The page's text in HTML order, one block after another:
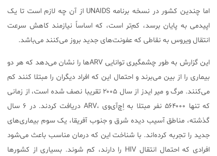
اما چندین کشور در نسخه برنامه UNAIDS از آن چه لازم است تا یک
اپیدمی به پایان برسد، کم‌تر است، که اساساً نیازمند کاهش سرعت
انتقال ویروس به نقاطی که عفونت‌های جدید بروز می‌کنند می‌باشد.
این گزارش به طور چشمگیری توانایی ARVها را نشان می‌دهد که هر دو
بیماری را از بین می‌برند و احتمال این که افراد دیگران را مبتلا کنند کم
می‌کنند. مرگ و میر ایدز از سال ۲۰۰۵ تقریبا نصف شده است، از زمانی
که تنها ۵۶۴۰۰۰ نفر مبتلا به اِچ‌آی‌وی ،ARV دریافت کردند. در ۶ سال
گذشته، مناطق آسیب دیده شرق و جنوب آفریقا، یک سوم بیماری‌های
جدید را تجربه کرده‌اند. با شناخت این که درمان مناسب باعث می‌شود
افرادی که احتمال انتقال HIV را دارند، کم شوند. بسیاری از کشورها